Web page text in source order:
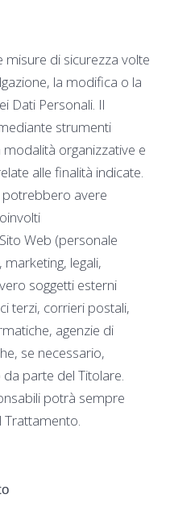
di sicurezza volte
la modifica o la
Dati Personali. Il
strumenti
organizzative e
alle finalità indicate.
potrebbero avere
Web (personale
legali,
soggetti esterni
terzi, corrieri postali,
agenzie di
se necessario,
parte del Titolare.
potrà sempre
Trattamento.